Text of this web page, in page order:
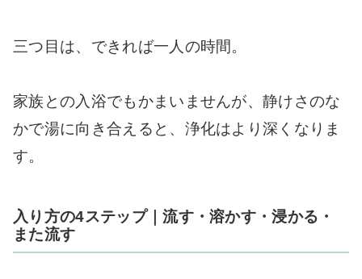
三つ目は、できれば一人の時間。
家族との入浴でもかまいませんが、静けさのな
かで湯に向き合えると、浄化はより深くなりま
す。
入り方の4ステップ｜流す・溶かす・浸かる・
また流す